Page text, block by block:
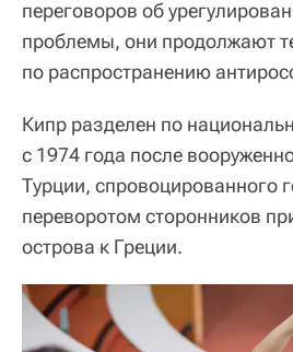
переговоров об
проблемы, они продолжают
по распространению
Кипр разделен по
с 1974 года после
Турции, спровоцированного
переворотом сторонников
острова к Греции.